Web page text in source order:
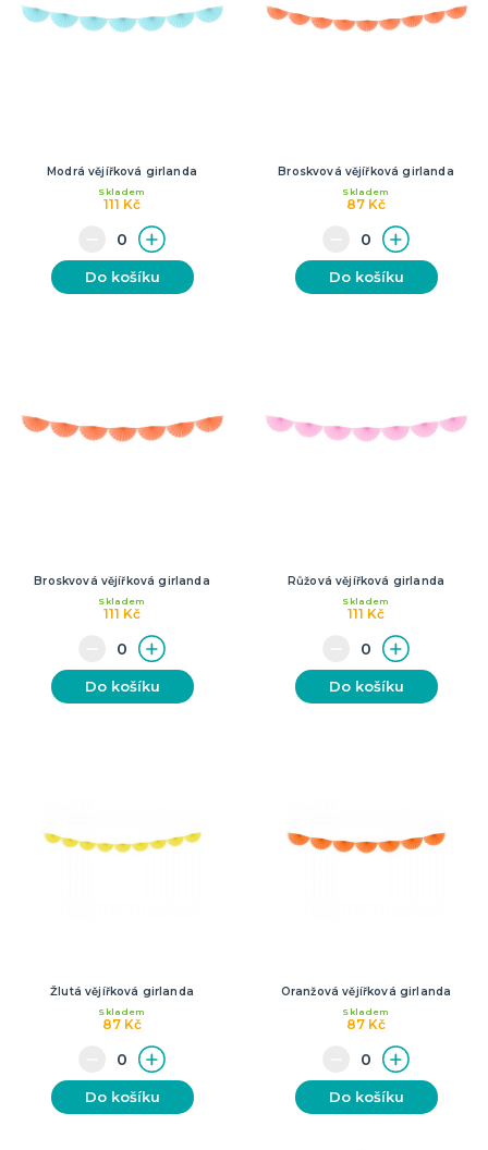
Modrá vějířková girlanda
111 Kč
Skladem
Do košíku
Broskvová vějířková girlanda
87 Kč
Skladem
Do košíku
Broskvová vějířková girlanda
111 Kč
Skladem
Do košíku
Růžová vějířková girlanda
111 Kč
Skladem
Do košíku
Žlutá vějířková girlanda
87 Kč
Skladem
Do košíku
Oranžová vějířková girlanda
87 Kč
Skladem
Do košíku